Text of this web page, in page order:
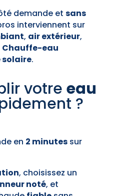
demande et sans
interviennent sur
, air extérieur,
Chauffe-eau
.
votre eau
?
en 2 minutessur
, choisissez un
noté, et